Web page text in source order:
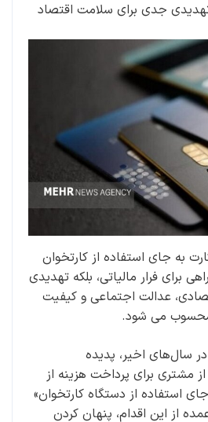
جدی برای سلامت اقتصاد
به جای استفاده از کارتخوان
برای فرار مالیاتی، بلکه تهدیدی
عدالت اجتماعی و کیفیت
می شود.
سال‌های اخیر، پدیده
مشتری برای پرداخت هزینه از
استفاده از دستگاه کارتخوان»
از این اقدام، پنهان کردن